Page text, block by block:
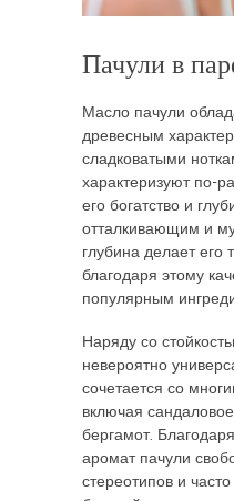
Пачули в
Масло пачули
древесным
сладковатыми
характеризуют по-
его богатство и
отталкивающим и
глубина делает его
благодаря этому
популярным
Наряду со
невероятно
сочетается со
включая
бергамот.
аромат пачули
стереотипов и